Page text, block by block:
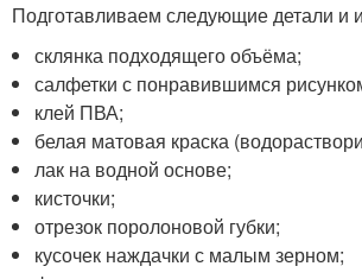
Подготавливаем следующие детали и
склянка подходящего объёма;
салфетки с понравившимся
клей ПВА;
белая матовая краска
лак на водной основе;
кисточки;
отрезок поролоновой губки;
кусочек наждачки с малым зерном;